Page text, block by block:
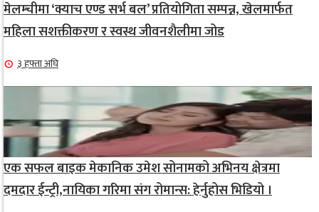
मेलम्चीमा ‘क्याच एण्ड सर्भ बल’ प्रतियोगिता सम्पन्न, खेलमार्फत
महिला सशक्तीकरण र स्वस्थ जीवनशैलीमा जोड
३ हफ्ता अघि
एक सफल बाइक मेकानिक उमेश सोनामको अभिनय क्षेत्रमा
दमदार ईन्ट्री,नायिका गरिमा संग रोमान्स: हेर्नुहोस भिडियो ।